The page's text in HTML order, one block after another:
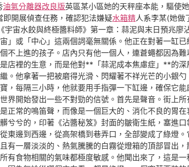
油氣分離器改良版英區某小區她的天秤座本能，驅使
開展偵查任務，確認犯法嫌疑水箱精人系李某(她做
宇宙水餃與終極醬料師》第一章：蒜泥與末日預兆
」或「中心」這兩個詞毫無關係。他正在對著一缸
不上進的孩子。店內只有他一個人，連蒼蠅都因為
店裡的生意，而是他對**「蒜泥成本焦慮症」**的
。他拿著一把被磨得光滑、閃耀著不祥光芒的小銀
，每隔三小時，他就要用手指彈一下缸邊，確保它
界開始發出一些不對勁的信號。首先是聲音。街
正常的鳴笛聲，而像是一個巨大的、消化不良的胃
兮兮的，印著《沾醬秘笈》封面的皺衛生紙，塞進
東邊到西邊，從高架橋到巷弄口，全部變成了綠燈
且有一層淡淡的、熱氣騰騰的白霧從燈箱的頂部冒
有食物相關的氣味都極度敏感。他聞出來了，這是